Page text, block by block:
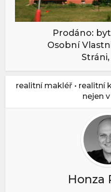
Prodáno:
Osobní
realitní makléř • realitní
nejen
Honza